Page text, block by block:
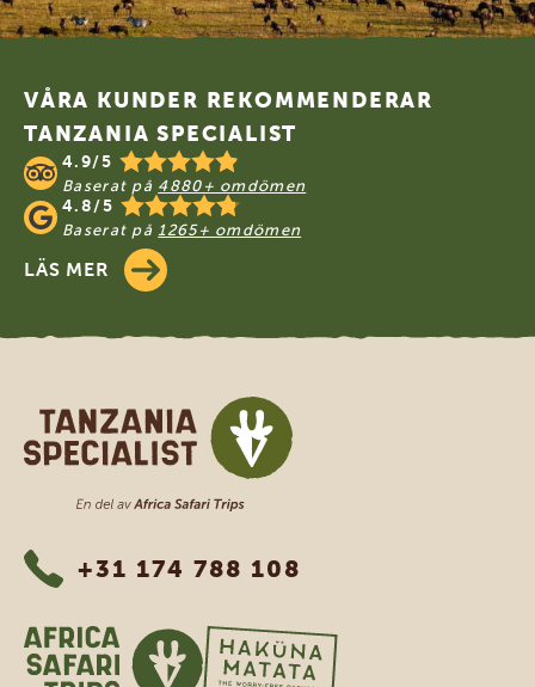
VÅRA KUNDER REKOMMENDERAR
TANZANIA SPECIALIST
4.9/5
Baserat på 4880+ omdömen
4.8/5
Baserat på1265+ omdömen
LÄS MER
Tanzania Specialist
+31 174 788 108